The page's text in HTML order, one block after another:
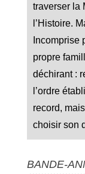
traverser la
l’Histoire.
Incomprise
propre
déchirant :
l’ordre
record,
choisir son
BANDE-